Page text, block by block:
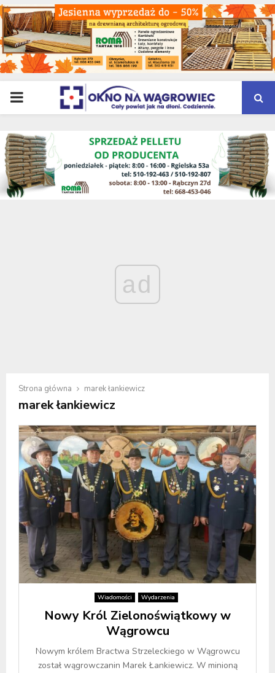
PRIMARY
MENU
ad
Strona główna marek łankiewicz
marek łankiewicz
Wiadomości Wydarzenia
Nowy Król Zielonoświątkowy w
Wągrowcu
Nowym królem Bractwa Strzeleckiego w Wągrowcu
został wągrowczanin Marek Łankiewicz. W minioną